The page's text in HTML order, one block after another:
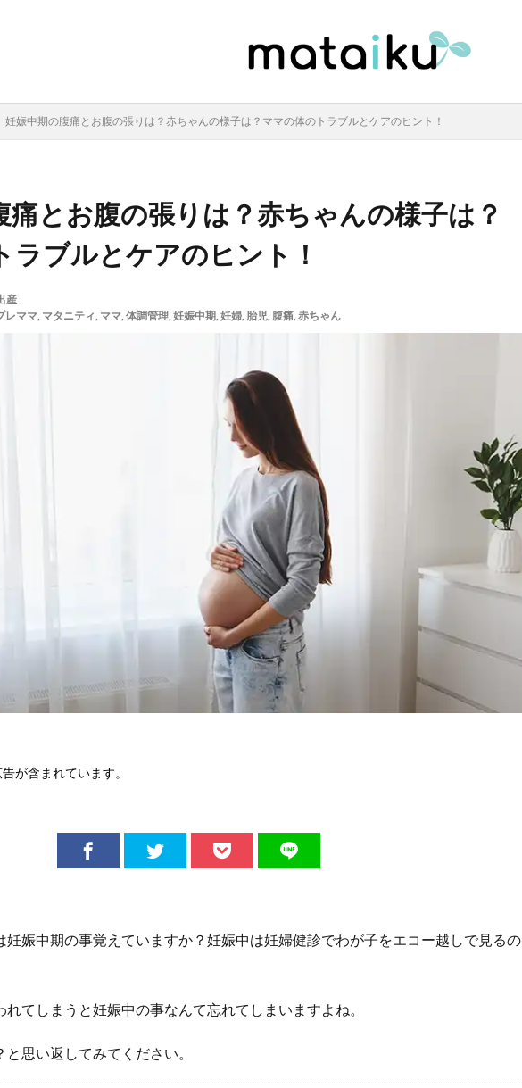
妊娠中期の腹痛とお腹の張りは？赤ちゃんの様子は？ママの体のトラブルとケアのヒント！
痛とお腹の張りは？赤ちゃんの様子は？
ラブルとケアのヒント！
産
レママ, マタニティ, ママ, 体調管理, 妊娠中期, 妊婦, 胎児, 腹痛, 赤ちゃん
が含まれています。
妊娠中期の事覚えていますか？妊娠中は妊婦健診でわが子をエコー越しで見るの
てしまうと妊娠中の事なんて忘れてしまいますよね。
思い返してみてください。